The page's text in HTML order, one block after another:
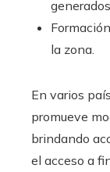
la zona.
En varios
promueve
brindando
el acceso a